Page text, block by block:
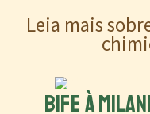
Leia mais
BIFE À